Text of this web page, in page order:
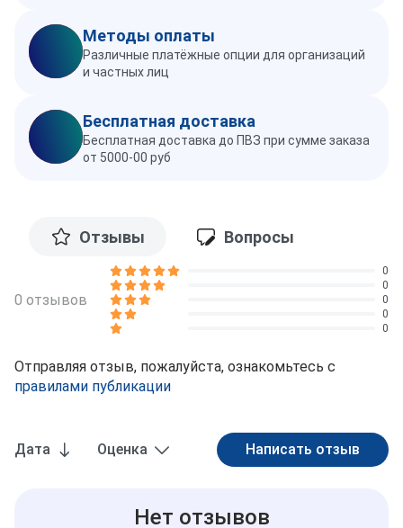
Методы оплаты
Различные платёжные опции для организаций
и частных лиц
Бесплатная доставка
Бесплатная доставка до ПВЗ при сумме заказа
от 5000-00 руб
Отзывы Вопросы
Дата Оценка
Нет отзывов
0 отзывов
0
0
0
0
0
Отправляя отзыв, пожалуйста, ознакомьтесь с
правилами публикации